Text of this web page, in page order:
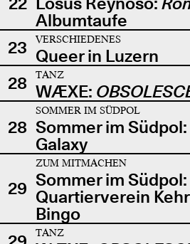
Albumtaufe
23
VERSCHIEDENES
Queer in Luzern
28
TANZ
WÆXE:
28
SOMMER IM SÜDPOL
Sommer im
Galaxy
29
ZUM MITMACHEN
Sommer im Südpol:
Quartierverein
Bingo
TANZ